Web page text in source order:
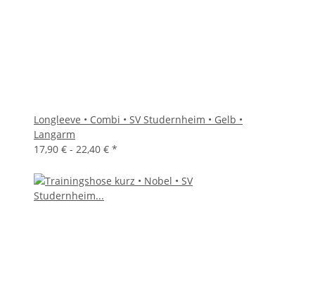
Longleeve • Combi • SV Studernheim • Gelb •
Langarm
17,90 € - 22,40 € *